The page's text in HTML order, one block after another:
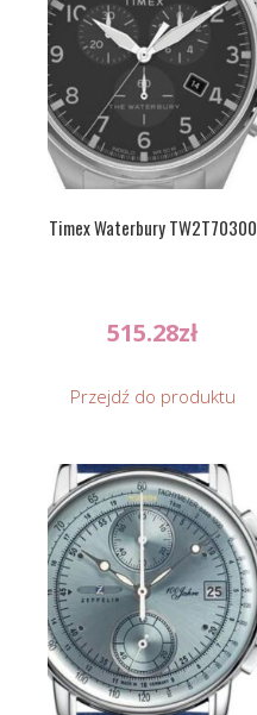
Timex Waterbury TW2T70300
515.28zł
Przejdź do produktu